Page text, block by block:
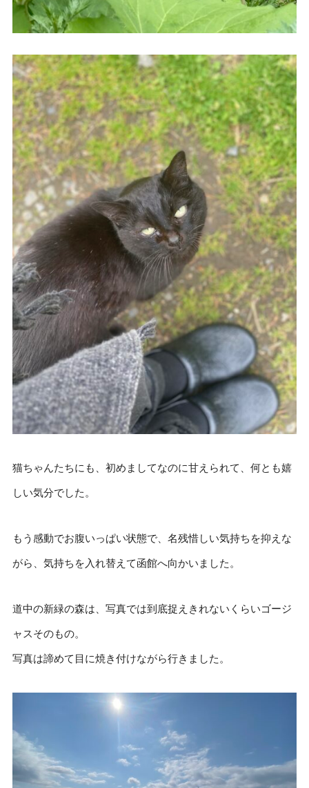
猫ちゃんたちにも、初めましてなのに甘えられて、何とも嬉
しい気分でした。
もう感動でお腹いっぱい状態で、名残惜しい気持ちを抑えな
がら、気持ちを入れ替えて函館へ向かいました。
道中の新緑の森は、写真では到底捉えきれないくらいゴージ
ャスそのもの。
写真は諦めて目に焼き付けながら行きました。